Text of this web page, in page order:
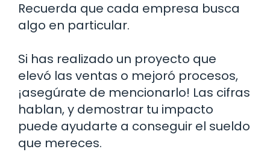
Recuerda que cada empresa busca
algo en particular.
Si has realizado un proyecto que
elevó las ventas o mejoró procesos,
¡asegúrate de mencionarlo! Las cifras
hablan, y demostrar tu impacto
puede ayudarte a conseguir el sueldo
que mereces.